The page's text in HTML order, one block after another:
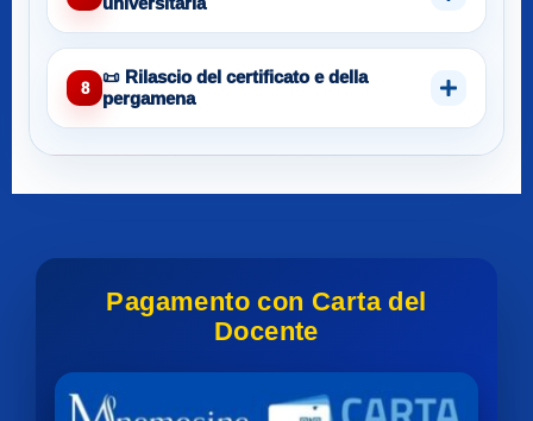
8
📜 Rilascio del certificato e della
pergamena
Pagamento con Carta del
Docente